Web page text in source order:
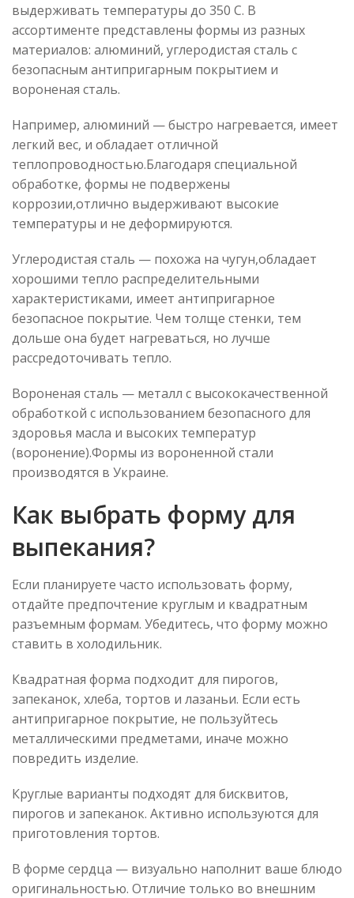
выдерживать температуры до 350 С. В
ассортименте представлены формы из разных
материалов: алюминий, углеродистая сталь с
безопасным антипригарным покрытием и
вороненая сталь.
Например, алюминий —быстро нагревается, имеет
легкий вес, и обладает отличной
теплопроводностью.Благодаря специальной
обработке, формы не подвержены
коррозии,отлично выдерживают высокие
температуры и не деформируются.
Углеродистая сталь — похожа на чугун,обладает
хорошими тепло распределительными
характеристиками, имеет антипригарное
безопасное покрытие. Чем толще стенки, тем
дольше она будет нагреваться, но лучше
рассредоточивать тепло.
Вороненая сталь — металл с высококачественной
обработкой с использованием безопасного для
здоровья масла и высоких температур
(воронение).Формы из вороненной стали
производятся в Украине.
Как выбрать форму для
выпекания?
Если планируете часто использовать форму,
отдайте предпочтение круглым и квадратным
разъемным формам. Убедитесь, что форму можно
ставить в холодильник.
Квадратная форма подходит для пирогов,
запеканок, хлеба, тортов и лазаньи. Если есть
антипригарное покрытие, не пользуйтесь
металлическими предметами, иначе можно
повредить изделие.
Круглые варианты подходят для бисквитов,
пирогов и запеканок. Активно используются для
приготовления тортов.
В форме сердца — визуально наполнит ваше блюдо
оригинальностью. Отличие только во внешним